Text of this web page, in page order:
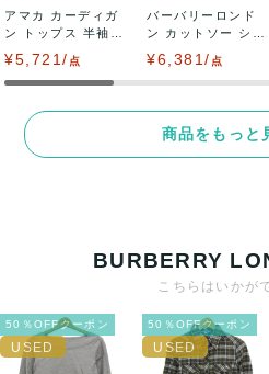
ない場合もございます。
万が一、購入後に偽造品等が発
決済方法
送料：¥1,650 (見込み)
送料表
出荷目安：5営業日以内
出荷予定日：なるべく最短で発
アマカ カーディガ
ン トップス 半袖
¥5,721/ 点
バーバリーロンド
ン カットソー シャ
¥6,381/ 点
商品をもっ
BURBERRY
こちらはいかが
50％OFFクーポン 50％OFFクーポン